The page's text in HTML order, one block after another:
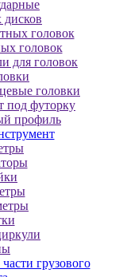
головок
головок
для головок
головки
под футорку
профиль
грузового